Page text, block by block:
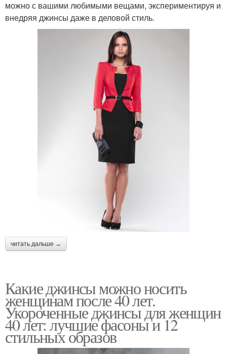
можно с вашими любимыми вещами, экспериментируя и
внедряя джинсы даже в деловой стиль.
читать дальше →
Какие джинсы можно носить
женщинам после 40 лет.
Укороченные джинсы для женщин
40 лет: лучшие фасоны и 12
стильных образов